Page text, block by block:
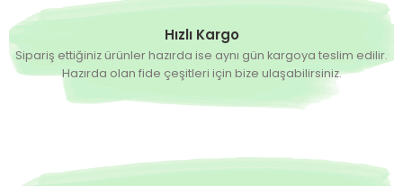
Hızlı Kargo
Sipariş ettiğiniz ürünler hazırda ise aynı gün kargoya teslim edilir.
Hazırda olan fide çeşitleri için bize ulaşabilirsiniz.